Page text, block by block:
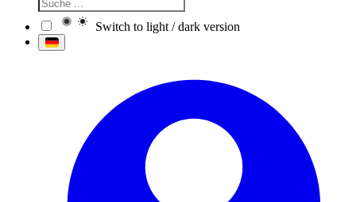
Switch to light / dark version